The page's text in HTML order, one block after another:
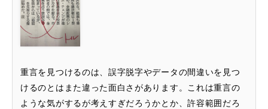
重言を見つけるのは、誤字脱字やデータの間違いを見つ
けるのとはまた違った面白さがあります。これは重言の
ような気がするが考えすぎだろうかとか、許容範囲だろ